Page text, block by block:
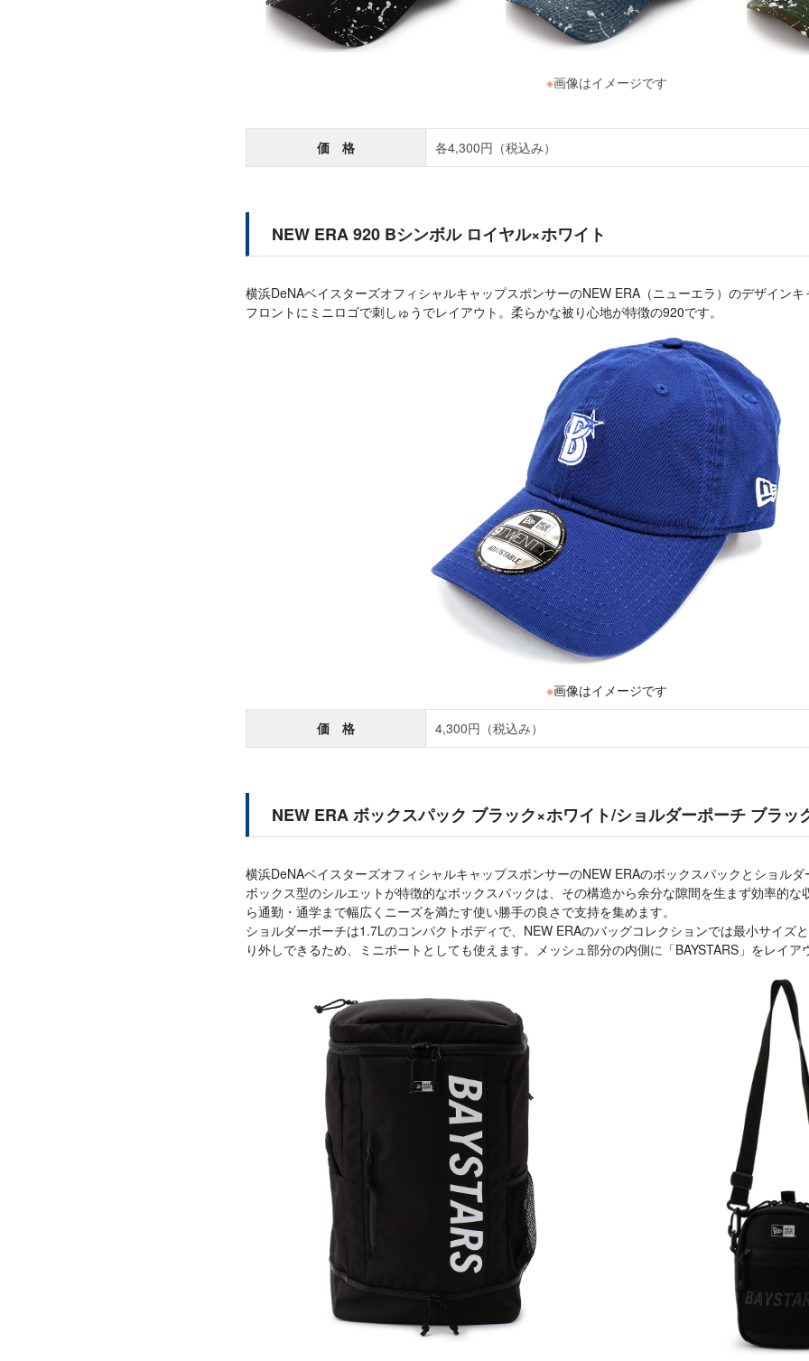
※画像はイメージです
価 格 各4,300円（税込み）
NEW ERA 920 Bシンボル ロイヤル×ホワイト
横浜DeNAベイスターズオフィシャルキャップスポンサーのNEW ERA（ニューエラ）のデザイン
フロントにミニロゴで刺しゅうでレイアウト。柔らかな被り心地が特徴の920です。
※画像はイメージです
価 格 4,300円（税込み）
NEW ERA ボックスパック ブラック×ホワイト/ショルダーポーチ ブラッ
横浜DeNAベイスターズオフィシャルキャップスポンサーのNEW ERAのボックスパックとショルダ
ボックス型のシルエットが特徴的なボックスパックは、その構造から余分な隙間を生まず効率的な
ら通勤・通学まで幅広くニーズを満たす使い勝手の良さで支持を集めます。
ショルダーポーチは1.7Lのコンパクトボディで、NEW ERAのバッグコレクションでは最小サイズ
り外しできるため、ミニポートとしても使えます。メッシュ部分の内側に「BAYSTARS」をレイア